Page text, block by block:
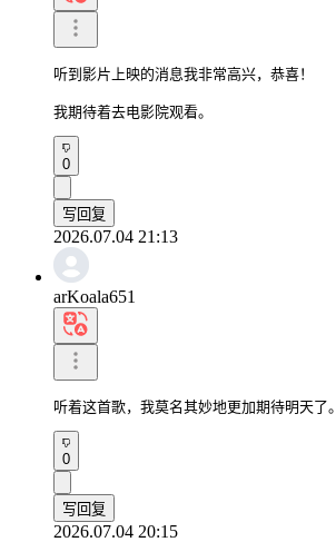
听到影片上映的消息我非常高兴，恭喜！
我期待着去电影院观看。
0
写回复
2026.07.04 21:13
arKoala651
听着这首歌，我莫名其妙地更加期待明天了。
0
写回复
2026.07.04 20:15